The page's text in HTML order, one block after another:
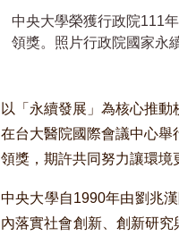
中央大學榮獲行政院111
領獎。照片行政院國家永
以「永續發展」為核心推
在台大醫院國際會議中心舉
領獎，期許共同努力讓環境
中央大學自1990年由劉兆
內落實社會創新、創新研